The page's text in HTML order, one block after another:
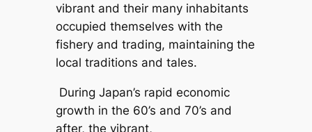
vibrant and their many inhabitants
occupied themselves with the
fishery and trading, maintaining the
local traditions and tales.
During Japan’s rapid economic
growth in the 60’s and 70’s and
after, the vibrant,